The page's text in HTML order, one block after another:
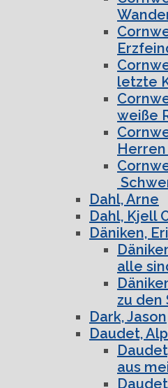
letzte
weiße
Dahl, Arne
Dahl, Kjell
Däniken,
alle
zu den
Dark, Jason
Daudet,
aus